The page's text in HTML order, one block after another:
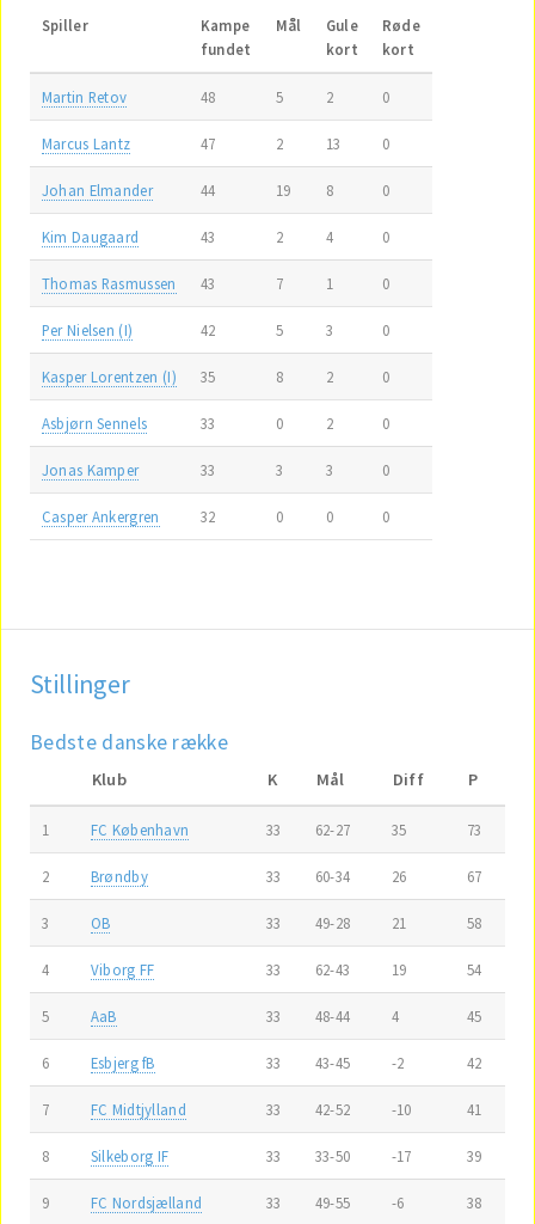
Spiller
Kampe
fundet
Mål
Gule
kort
Røde
kort
Martin Retov 48 5 2 0
Marcus Lantz 47 2 13 0
Johan Elmander 44 19 8 0
Kim Daugaard 43 2 4 0
Thomas Rasmussen 43 7 1 0
Per Nielsen (I) 42 5 3 0
Kasper Lorentzen (I) 35 8 2 0
Asbjørn Sennels 33 0 2 0
Jonas Kamper 33 3 3 0
Casper Ankergren 32 0 0 0
Stillinger
Bedste danske række
Klub K Mål Diff P
1 FC København 33 62-27 35 73
2 Brøndby 33 60-34 26 67
3 OB 33 49-28 21 58
4 Viborg FF 33 62-43 19 54
5 AaB 33 48-44 4 45
6 Esbjerg fB 33 43-45 -2 42
7 FC Midtjylland 33 42-52 -10 41
8 Silkeborg IF 33 33-50 -17 39
9 FC Nordsjælland 33 49-55 -6 38